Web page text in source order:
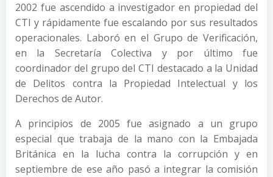
2002 fue ascendido a investigador en propiedad del
CTI y rápidamente fue escalando por sus resultados
operacionales. Laboró en el Grupo de Verificación,
en la Secretaría Colectiva y por último fue
coordinador del grupo del CTI destacado a la Unidad
de Delitos contra la Propiedad Intelectual y los
Derechos de Autor.
A principios de 2005 fue asignado a un grupo
especial que trabaja de la mano con la Embajada
Británica en la lucha contra la corrupción y en
septiembre de ese año pasó a integrar la comisión